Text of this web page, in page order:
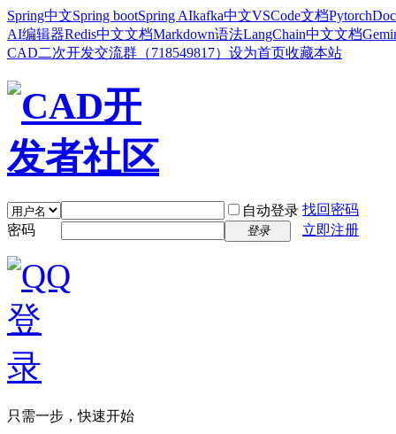
Spring中文Spring bootSpring AIkafka中文VSCode文档Pytorch
AI编辑器Redis中文文档Markdown语法LangChain中文文档
CAD二次开发交流群（718549817） 设为首页收藏本站
自动登录 找回密码
密码
登录 立即注册
只需一步，快速开始